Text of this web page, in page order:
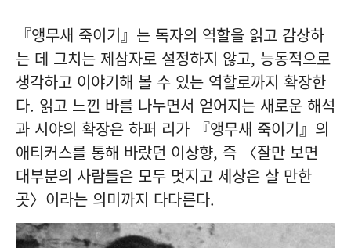
『앵무새 죽이기』는 독자의 역할을 읽고 감상하
는 데 그치는 제삼자로 설정하지 않고, 능동적으로
생각하고 이야기해 볼 수 있는 역할로까지 확장한
다. 읽고 느낀 바를 나누면서 얻어지는 새로운 해석
과 시야의 확장은 하퍼 리가 『앵무새 죽이기』의
애티커스를 통해 바랐던 이상향, 즉 〈잘만 보면
대부분의 사람들은 모두 멋지고 세상은 살 만한
곳〉이라는 의미까지 다다른다.